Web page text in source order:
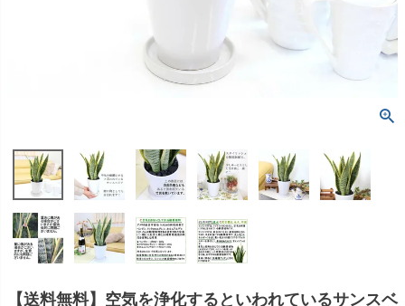
【送料無料】空気を浄化するといわれているサンスベ